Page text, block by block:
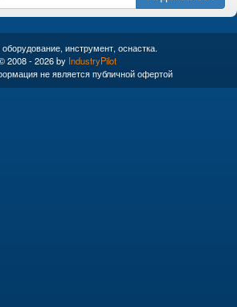
инструмент, оснастка.
2008 - 2026 by IndustryPilot
не является публичной офертой